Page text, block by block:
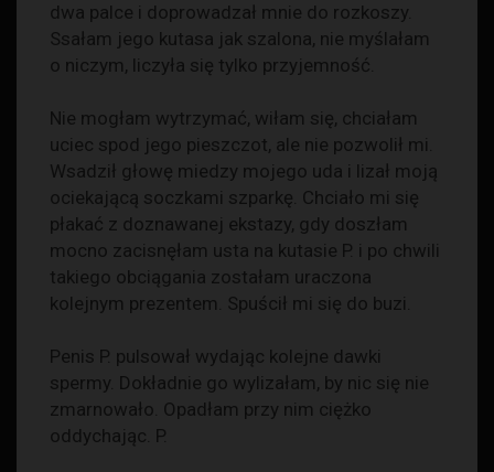
dwa palce i doprowadzał mnie do rozkoszy.
Ssałam jego kutasa jak szalona, nie myślałam
o niczym, liczyła się tylko przyjemność.
Nie mogłam wytrzymać, wiłam się, chciałam
uciec spod jego pieszczot, ale nie pozwolił mi.
Wsadził głowę miedzy mojego uda i lizał moją
ociekającą soczkami szparkę. Chciało mi się
płakać z doznawanej ekstazy, gdy doszłam
mocno zacisnęłam usta na kutasie P. i po chwili
takiego obciągania zostałam uraczona
kolejnym prezentem. Spuścił mi się do buzi.
Penis P. pulsował wydając kolejne dawki
spermy. Dokładnie go wylizałam, by nic się nie
zmarnowało. Opadłam przy nim ciężko
oddychając. P.